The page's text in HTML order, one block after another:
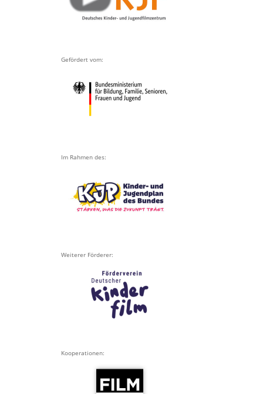
Gefördert vom:
Im Rahmen des:
Weiterer Förderer:
Kooperationen: